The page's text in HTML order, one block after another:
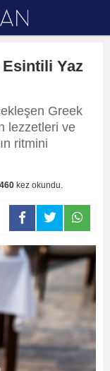
Esintili Yaz
Greek
lezzetleri ve
ritmini
kez okundu.